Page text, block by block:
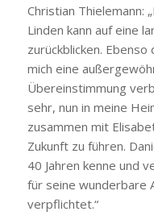
Christian Thielemann:
Linden kann auf eine
zurückblicken.
mich eine
Übereinstimmung
sehr, nun in meine
zusammen mit
Zukunft zu führen.
40 Jahren kenne und
für seine wunderbare
verpflichtet.“